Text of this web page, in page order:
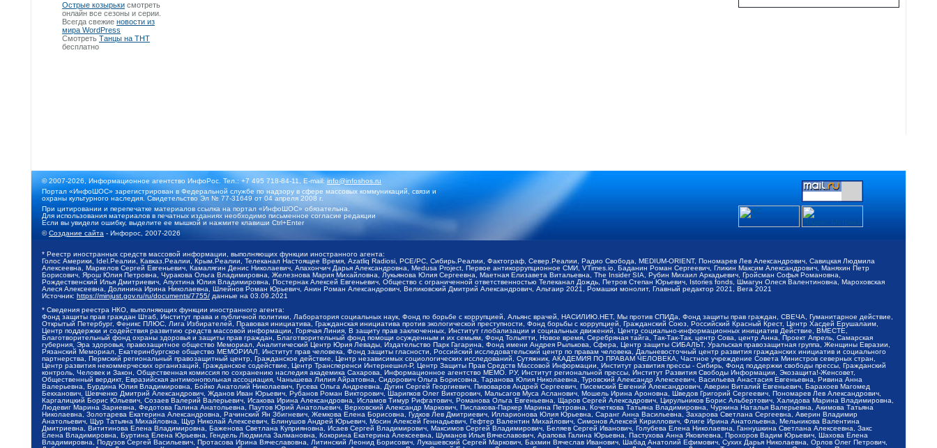
Острые козырьки смотреть
онлайн все сезоны и серии.
Всегда свежие новости из
мира WordPress
Смотреть Танцы на ТНТ
бесплатно
© 2007-2026, Информационное агентство ИнфоРос. Тел.: +7 495 718-84-11, E-mail:info@infoshos.ru
Портал «ИнфоШОС» зарегистрирован в Федеральной службе по надзору в сфере массовых коммуникаций, связи и
охраны культурного наследия. Свидетельство Эл № 77-31649 от 04 апреля 2008 г.
При цитировании и перепечатке материалов ссылка на портал «ИнфоШОС» обязательна.
Для использования материалов в печатных изданиях необходимо письменное согласие редакции
Если вы увидели ошибку, выделите ее мышкой и нажмите клавиши Ctrl+Enter
©Создание сайта - Инфорос, 2007-2026
* Реестр иностранных средств массовой информации, выполняющих функции иностранного агента:
Голос Америки, Idel.Реалии, Кавказ.Реалии, Крым.Реалии, Телеканал Настоящее Время, Azatliq Radiosi, PCE/PC, Сибирь.Реалии, Фактограф, Север.Реалии, Радио Свобода, MEDIUM-ORIENT, Пономарев Лев Александрович, Савицкая Людмила
Алексеевна, Маркелов Сергей Евгеньевич, Камалягин Денис Николаевич, Апахончич Дарья Александровна, Medusa Project, Первое антикоррупционное СМИ, VTimes.io, Баданин Роман Сергеевич, Гликин Максим Александрович, Маняхин Петр
Борисович, Ярош Юлия Петровна, Чуракова Ольга Владимировна, Железнова Мария Михайловна, Лукьянова Юлия Сергеевна, Маетная Елизавета Витальевна, The Insider SIA, Рубин Михаил Аркадьевич, Гройсман Софья Романовна,
Рождественский Илья Дмитриевич, Апухтина Юлия Владимировна, Постернак Алексей Евгеньевич, Общество с ограниченной ответственностью Телеканал Дождь, Петров Степан Юрьевич, Istories fonds, Шмагун Олеся Валентиновна, Мароховская
Алеся Алексеевна, Долинина Ирина Николаевна, Шлейнов Роман Юрьевич, Анин Роман Александрович, Великовский Дмитрий Александрович, Альтаир 2021, Ромашки монолит, Главный редактор 2021, Вега 2021
Источник: https://minjust.gov.ru/ru/documents/7755/ данные на 03.09.2021
* Сведения реестра НКО, выполняющих функции иностранного агента:
Фонд защиты прав граждан Штаб, Институт права и публичной политики, Лаборатория социальных наук, Фонд по борьбе с коррупцией, Альянс врачей, НАСИЛИЮ.НЕТ, Мы против СПИДа, Фонд защиты прав граждан, СВЕЧА, Гуманитарное действие,
Открытый Петербург, Феникс ПЛЮС, Лига Избирателей, Правовая инициатива, Гражданская инициатива против экологической преступности, Фонд борьбы с коррупцией, Гражданский Союз, Российский Красный Крест, Центр Хасдей Ерушалаим,
Центр поддержки и содействия развитию средств массовой информации, Горячая Линия, В защиту прав заключенных, Институт глобализации и социальных движений, Центр социально-информационных инициатив Действие, ВМЕСТЕ,
Благотворительный фонд охраны здоровья и защиты прав граждан, Благотворительный фонд помощи осужденным и их семьям, Фонд Тольятти, Новое время, Серебряная тайга, Так-Так-Так, центр Сова, центр Анна, Проект Апрель, Самарская
губерния, Эра здоровья, правозащитное общество Мемориал, Аналитический Центр Юрия Левады, Издательство Парк Гагарина, Фонд имени Андрея Рылькова, Сфера, Центр защиты СИБАЛЬТ, Уральская правозащитная группа, Женщины Евразии,
Рязанский Мемориал, Екатеринбургское общество МЕМОРИАЛ, Институт прав человека, Фонд защиты гласности, Российский исследовательский центр по правам человека, Дальневосточный центр развития гражданских инициатив и социального
партнерства, Пермский региональный правозащитный центр, Гражданское действие, Центр независимых социологических исследований, Сутяжник, АКАДЕМИЯ ПО ПРАВАМ ЧЕЛОВЕКА, Частное учреждение Совета Министров северных стран,
Центр развития некоммерческих организаций, Гражданское содействие, Центр Трансперенси Интернешнл-Р, Центр Защиты Прав Средств Массовой Информации, Институт развития прессы - Сибирь, Фонд поддержки свободы прессы, Гражданский
контроль, Человек и Закон, Общественная комиссия по сохранению наследия академика Сахарова, Информационное агентство МЕМО. РУ, Институт региональной прессы, Институт Развития Свободы Информации, Экозащита!-Женсовет,
Общественный вердикт, Евразийская антимонопольная ассоциация, Чанышева Лилия Айратовна, Сидорович Ольга Борисовна, Таранова Юлия Николаевна, Туровский Александр Алексеевич, Васильева Анастасия Евгеньевна, Ривина Анна
Валерьевна, Бурдина Юлия Владимировна, Бойко Анатолий Николаевич, Гусева Ольга Андреевна, Дугин Сергей Георгиевич, Пивоваров Андрей Сергеевич, Писемский Евгений Александрович, Аверин Виталий Евгеньевич, Барахоев Магомед
Бекханович, Шевченко Дмитрий Александрович, Жданов Иван Юрьевич, Рубанов Роман Викторович, Шарипков Олег Викторович, Мальсагов Муса Асланович, Мошель Ирина Ароновна, Шведов Григорий Сергеевич, Пономарев Лев Александрович,
Каргалицкий Борис Юльевич, Созаев Валерий Валерьевич, Исакова Ирина Александровна, Исламов Тимур Рифгатович, Романова Ольга Евгеньевна, Щаров Сергей Алексадрович, Цирульников Борис Альбертович, Халидова Марина Владимировна,
Людевиг Марина Зариевна, Федотова Галина Анатольевна, Паутов Юрий Анатольевич, Верховский Александр Маркович, Пислакова-Паркер Марина Петровна, Кочеткова Татьяна Владимировна, Чуркина Наталья Валерьевна, Акимова Татьяна
Николаевна, Золотарева Екатерина Александровна, Рачинский Ян Збигневич, Жемкова Елена Борисовна, Гудков Лев Дмитриевич, Илларионова Юлия Юрьевна, Саранг Анна Васильевна, Захарова Светлана Сергеевна, Аверин Владимир
Анатольевич, Щур Татьяна Михайловна, Щур Николай Алексеевич, Блинушов Андрей Юрьевич, Мосин Алексей Геннадьевич, Гефтер Валентин Михайлович, Симонов Алексей Кириллович, Флиге Ирина Анатольевна, Мельникова Валентина
Дмитриевна, Вититинова Елена Владимировна, Баженова Светлана Куприяновна, Исаев Сергей Владимирович, Максимов Сергей Владимирович, Беляев Сергей Иванович, Голубева Елена Николаевна, Ганнушкина Светлана Алексеевна, Закс
Елена Владимировна, Буртина Елена Юрьевна, Гендель Людмила Залмановна, Кокорина Екатерина Алексеевна, Шуманов Илья Вячеславович, Арапова Галина Юрьевна, Пастухова Анна Яковлевна, Прохоров Вадим Юрьевич, Шахова Елена
Владимировна, Подузов Сергей Васильевич, Протасова Ирина Вячеславовна, Литинский Леонид Борисович, Лукашевский Сергей Маркович, Бахмин Вячеслав Иванович, Шабад Анатолий Ефимович, Сухих Дарья Николаевна, Орлов Олег Петрович,